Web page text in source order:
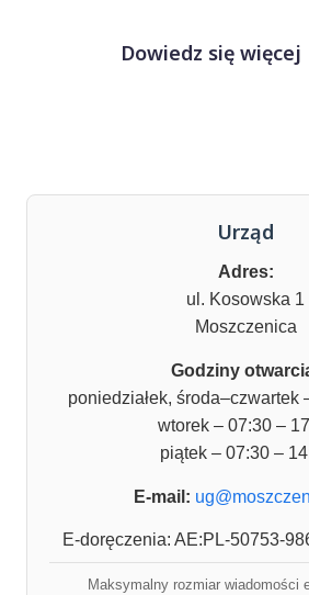
Dowiedz się więcej
Urząd
Adres:
ul. Kosowska 1
Moszczenica
Godziny
poniedziałek, środa–czwartek
wtorek – 07:30 –
piątek – 07:30 –
E-mail:
E-doręczenia: AE:PL-50753-
Maksymalny rozmiar wiadomości